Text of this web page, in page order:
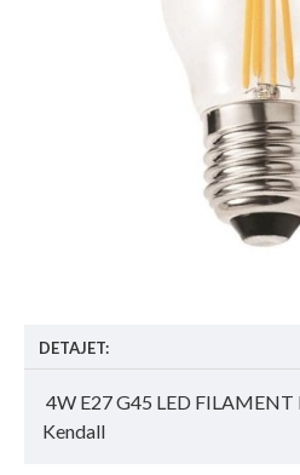
DETAJET:
4W E27 G45 LED
Kendall